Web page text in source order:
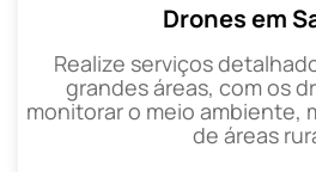
Drones em
Realize serviços
grandes áreas, com os
monitorar o meio ambiente,
de áreas